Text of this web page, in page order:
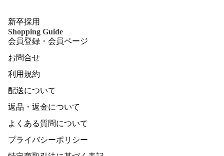
新卒採用
Shopping Guide
会員登録・会員ページ
お問合せ
利用規約
配送について
返品・返金について
よくある質問について
プライバシーポリシー